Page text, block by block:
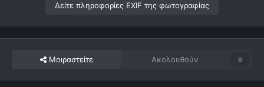
Δείτε πληροφορίες EXIF της φωτογραφίας
Μοιραστείτε Ακολουθούν 0